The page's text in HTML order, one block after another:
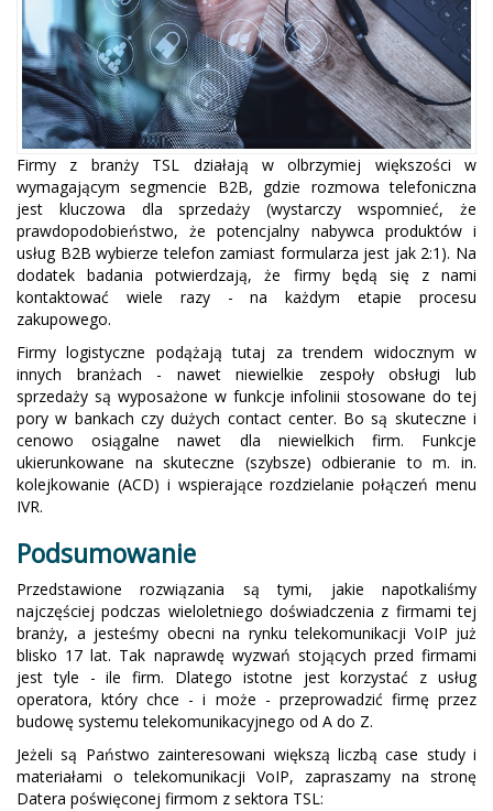
Firmy z branży TSL działają w olbrzymiej większości w
wymagającym segmencie B2B, gdzie rozmowa telefoniczna
jest kluczowa dla sprzedaży (wystarczy wspomnieć, że
prawdopodobieństwo, że potencjalny nabywca produktów i
usług B2B wybierze telefon zamiast formularza jest jak 2:1). Na
dodatek badania potwierdzają, że firmy będą się z nami
kontaktować wiele razy - na każdym etapie procesu
zakupowego.
Firmy logistyczne podążają tutaj za trendem widocznym w
innych branżach - nawet niewielkie zespoły obsługi lub
sprzedaży są wyposażone w funkcje infolinii stosowane do tej
pory w bankach czy dużych contact center. Bo są skuteczne i
cenowo osiągalne nawet dla niewielkich firm. Funkcje
ukierunkowane na skuteczne (szybsze) odbieranie to m. in.
kolejkowanie (ACD) i wspierające rozdzielanie połączeń menu
IVR.
Podsumowanie
Przedstawione rozwiązania są tymi, jakie napotkaliśmy
najczęściej podczas wieloletniego doświadczenia z firmami tej
branży, a jesteśmy obecni na rynku telekomunikacji VoIP już
blisko 17 lat. Tak naprawdę wyzwań stojących przed firmami
jest tyle - ile firm. Dlatego istotne jest korzystać z usług
operatora, który chce - i może - przeprowadzić firmę przez
budowę systemu telekomunikacyjnego od A do Z.
Jeżeli są Państwo zainteresowani większą liczbą case study i
materiałami o telekomunikacji VoIP, zapraszamy na stronę
Datera poświęconej firmom z sektora TSL: